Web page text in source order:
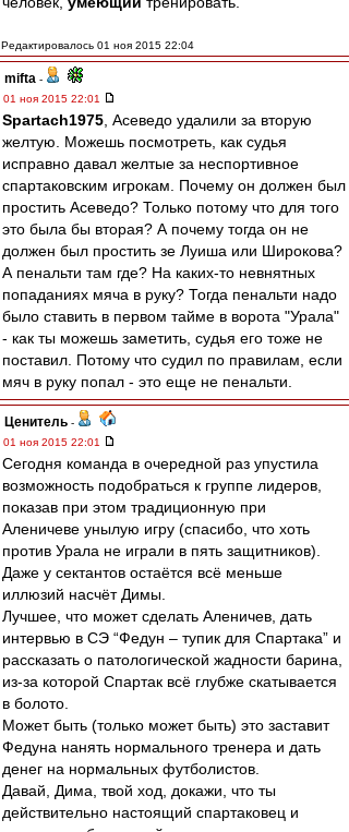
Редактировалось 01 ноя 2015 22:04
mifta -
01 ноя 2015 22:01
Spartach1975 , Асеведо удалили за вторую
желтую. Можешь посмотреть, как судья
исправно давал желтые за неспортивное
спартаковским игрокам. Почему он должен был
простить Асеведо? Только потому что для того
это была бы вторая? А почему тогда он не
должен был простить зе Луиша или Широкова?
А пенальти там где? На каких-то невнятных
попаданиях мяча в руку? Тогда пенальти надо
было ставить в первом тайме в ворота "Урала"
- как ты можешь заметить, судья его тоже не
поставил. Потому что судил по правилам, если
мяч в руку попал - это еще не пенальти.
Ценитель -
01 ноя 2015 22:01
Сегодня команда в очередной раз упустила
возможность подобраться к группе лидеров,
показав при этом традиционную при
Аленичеве унылую игру (спасибо, что хоть
против Урала не играли в пять защитников).
Даже у сектантов остаётся всё меньше
иллюзий насчёт Димы.
Лучшее, что может сделать Аленичев, дать
интервью в СЭ “Федун – тупик для Спартака” и
рассказать о патологической жадности барина,
из-за которой Спартак всё глубже скатывается
в болото.
Может быть (только может быть) это заставит
Федуна нанять нормального тренера и дать
денег на нормальных футболистов.
Давай, Дима, твой ход, докажи, что ты
действительно настоящий спартаковец и